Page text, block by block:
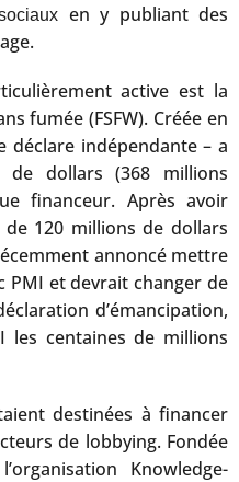
en y publiant des
active est la
fumée (FSFW). Créée en
déclare indépendante – a
dollars (368 millions
financeur. Après avoir
120 millions de dollars
annoncé mettre
PMI et devrait changer de
d’émancipation,
les centaines de millions
destinées à financer
de lobbying. Fondée
Knowledge-